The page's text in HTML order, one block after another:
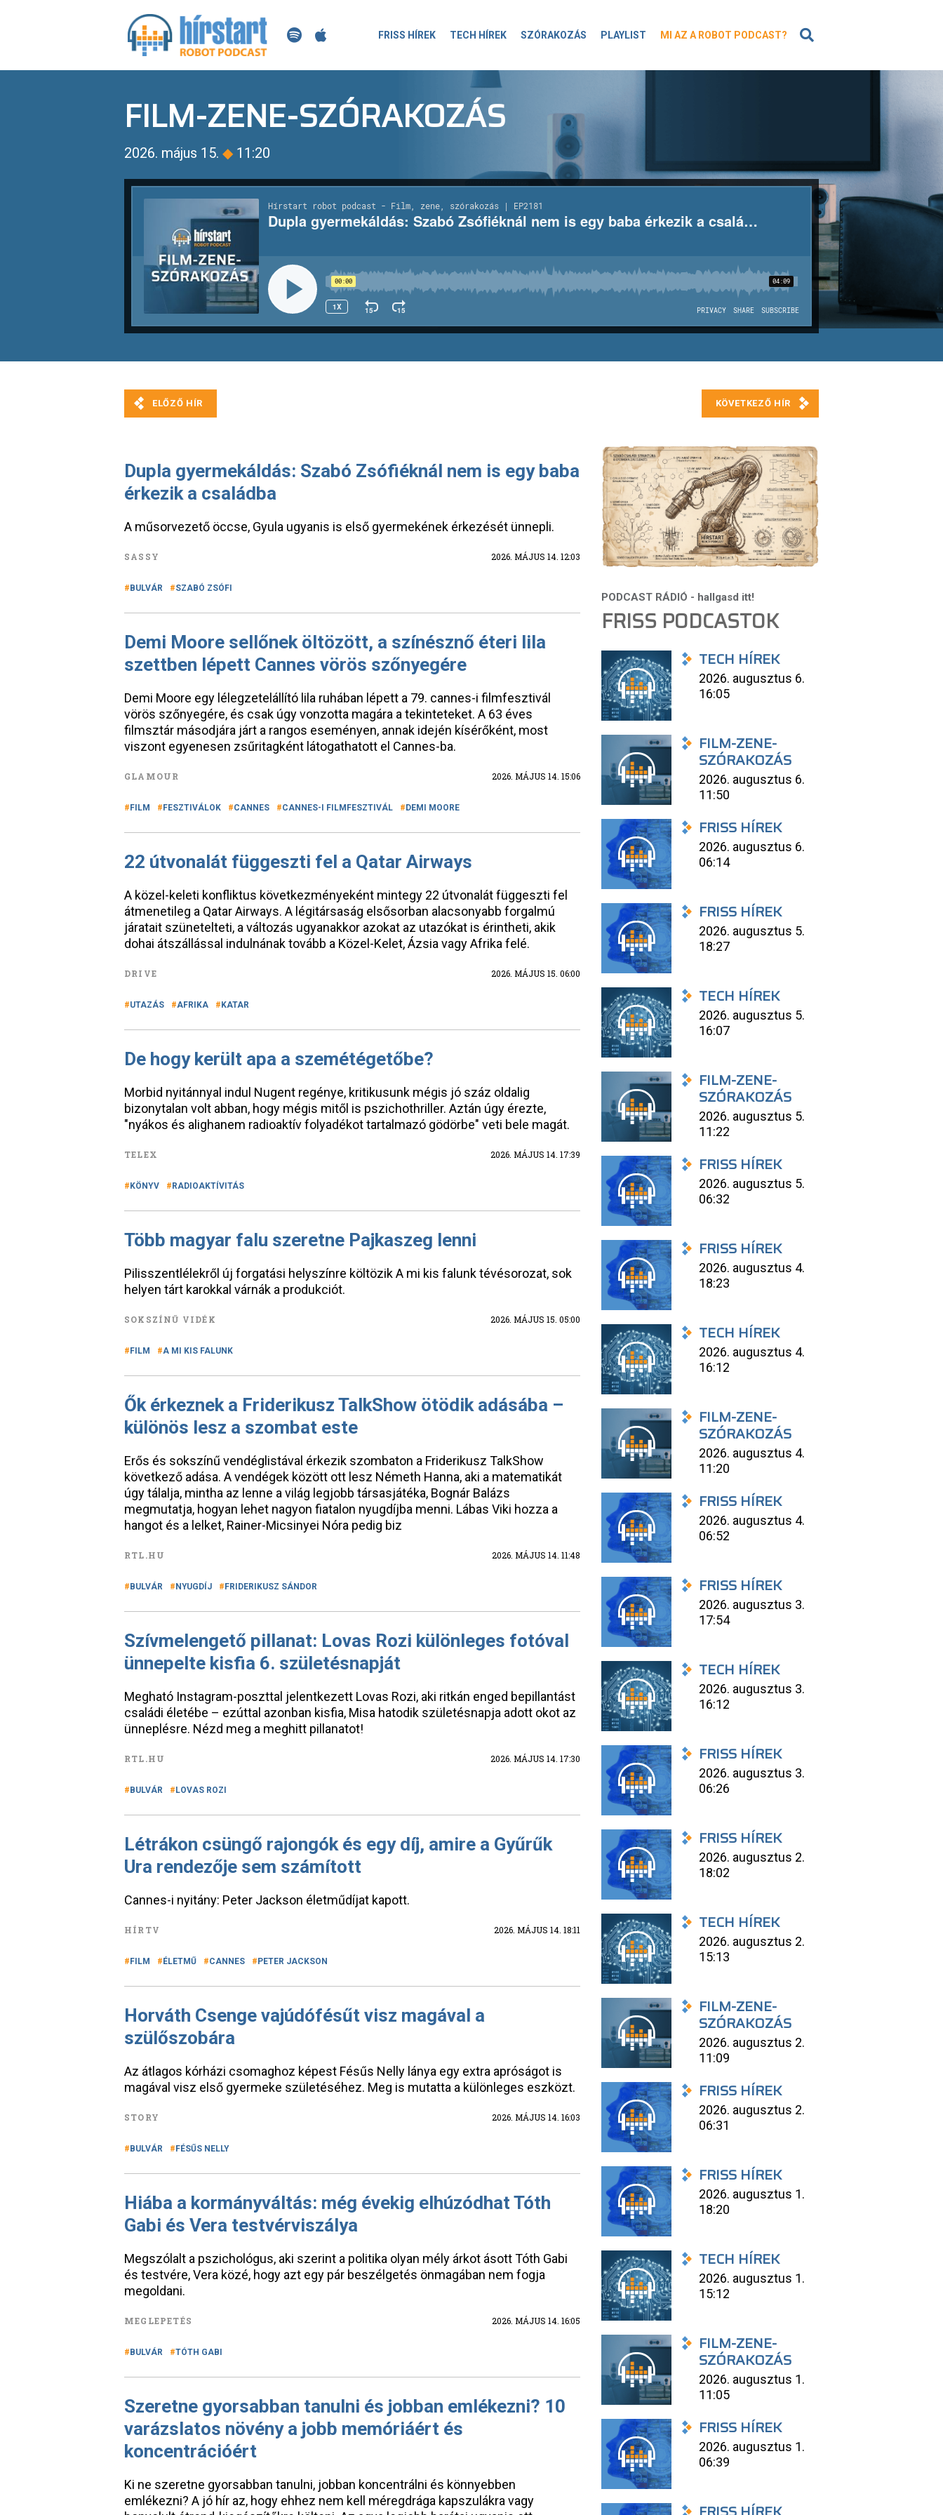
FRISS HÍREK TECH HÍREK SZÓRAKOZÁS PLAYLIST MI AZ A ROBOT PODCAST?
FILM-ZENE-SZÓRAKOZÁS
2026. május 15. ◆ 11:20
Dupla gyermekáldás: Szabó Zsófiéknál nem is egy baba
érkezik a családba
A műsorvezető öccse, Gyula ugyanis is első gyermekének érkezését ünnepli.
SASSY 2026. MÁJUS 14. 12:03
BULVÁR SZABÓ ZSÓFI
Demi Moore sellőnek öltözött, a színésznő éteri lila
szettben lépett Cannes vörös szőnyegére
Demi Moore egy lélegzetelállító lila ruhában lépett a 79. cannes-i filmfesztivál
vörös szőnyegére, és csak úgy vonzotta magára a tekinteteket. A 63 éves
filmsztár másodjára járt a rangos eseményen, annak idején kísérőként, most
viszont egyenesen zsűritagként látogathatott el Cannes-ba.
GLAMOUR 2026. MÁJUS 14. 15:06
FILM FESZTIVÁLOK CANNES CANNES-I FILMFESZTIVÁL DEMI MOORE
22 útvonalát függeszti fel a Qatar Airways
A közel-keleti konfliktus következményeként mintegy 22 útvonalát függeszti fel
átmenetileg a Qatar Airways. A légitársaság elsősorban alacsonyabb forgalmú
járatait szünetelteti, a változás ugyanakkor azokat az utazókat is érintheti, akik
dohai átszállással indulnának tovább a Közel-Kelet, Ázsia vagy Afrika felé.
DRIVE 2026. MÁJUS 15. 06:00
UTAZÁS AFRIKA KATAR
De hogy került apa a szemétégetőbe?
Morbid nyitánnyal indul Nugent regénye, kritikusunk mégis jó száz oldalig
bizonytalan volt abban, hogy mégis mitől is pszichothriller. Aztán úgy érezte,
"nyákos és alighanem radioaktív folyadékot tartalmazó gödörbe" veti bele magát.
TELEX 2026. MÁJUS 14. 17:39
KÖNYV RADIOAKTÍVITÁS
Több magyar falu szeretne Pajkaszeg lenni
Pilisszentlélekről új forgatási helyszínre költözik A mi kis falunk tévésorozat, sok
helyen tárt karokkal várnák a produkciót.
SOKSZÍNŰ VIDÉK 2026. MÁJUS 15. 05:00
FILM A MI KIS FALUNK
Ők érkeznek a Friderikusz TalkShow ötödik adásába –
különös lesz a szombat este
Erős és sokszínű vendéglistával érkezik szombaton a Friderikusz TalkShow
következő adása. A vendégek között ott lesz Németh Hanna, aki a matematikát
úgy tálalja, mintha az lenne a világ legjobb társasjátéka, Bognár Balázs
megmutatja, hogyan lehet nagyon fiatalon nyugdíjba menni. Lábas Viki hozza a
hangot és a lelket, Rainer-Micsinyei Nóra pedig biz
RTL.HU 2026. MÁJUS 14. 11:48
BULVÁR NYUGDÍJ FRIDERIKUSZ SÁNDOR
Szívmelengető pillanat: Lovas Rozi különleges fotóval
ünnepelte kisfia 6. születésnapját
Megható Instagram-poszttal jelentkezett Lovas Rozi, aki ritkán enged bepillantást
családi életébe – ezúttal azonban kisfia, Misa hatodik születésnapja adott okot az
ünneplésre. Nézd meg a meghitt pillanatot!
RTL.HU 2026. MÁJUS 14. 17:30
BULVÁR LOVAS ROZI
Létrákon csüngő rajongók és egy díj, amire a Gyűrűk
Ura rendezője sem számított
Cannes-i nyitány: Peter Jackson életműdíjat kapott.
HÍRTV 2026. MÁJUS 14. 18:11
FILM ÉLETMŰ CANNES PETER JACKSON
Horváth Csenge vajúdófésűt visz magával a
szülőszobára
Az átlagos kórházi csomaghoz képest Fésűs Nelly lánya egy extra apróságot is
magával visz első gyermeke születéséhez. Meg is mutatta a különleges eszközt.
STORY 2026. MÁJUS 14. 16:03
BULVÁR FÉSŰS NELLY
Hiába a kormányváltás: még évekig elhúzódhat Tóth
Gabi és Vera testvérviszálya
Megszólalt a pszichológus, aki szerint a politika olyan mély árkot ásott Tóth Gabi
és testvére, Vera közé, hogy azt egy pár beszélgetés önmagában nem fogja
megoldani.
MEGLEPETÉS 2026. MÁJUS 14. 16:05
BULVÁR TÓTH GABI
Szeretne gyorsabban tanulni és jobban emlékezni? 10
varázslatos növény a jobb memóriáért és
koncentrációért
Ki ne szeretne gyorsabban tanulni, jobban koncentrálni és könnyebben
emlékezni? A jó hír az, hogy ehhez nem kell méregdrága kapszulákra vagy
FRISS PODCASTOK
TECH HÍREK
2026. augusztus 6.
16:05
FILM-ZENE-
SZÓRAKOZÁS
2026. augusztus 6.
11:50
FRISS HÍREK
2026. augusztus 6.
06:14
FRISS HÍREK
2026. augusztus 5.
18:27
TECH HÍREK
2026. augusztus 5.
16:07
FILM-ZENE-
SZÓRAKOZÁS
2026. augusztus 5.
11:22
FRISS HÍREK
2026. augusztus 5.
06:32
FRISS HÍREK
2026. augusztus 4.
18:23
TECH HÍREK
2026. augusztus 4.
16:12
FILM-ZENE-
SZÓRAKOZÁS
2026. augusztus 4.
11:20
FRISS HÍREK
2026. augusztus 4.
06:52
FRISS HÍREK
2026. augusztus 3.
17:54
TECH HÍREK
2026. augusztus 3.
16:12
FRISS HÍREK
2026. augusztus 3.
06:26
FRISS HÍREK
2026. augusztus 2.
18:02
TECH HÍREK
2026. augusztus 2.
15:13
FILM-ZENE-
SZÓRAKOZÁS
2026. augusztus 2.
11:09
FRISS HÍREK
2026. augusztus 2.
06:31
FRISS HÍREK
2026. augusztus 1.
18:20
TECH HÍREK
2026. augusztus 1.
15:12
FILM-ZENE-
SZÓRAKOZÁS
2026. augusztus 1.
11:05
FRISS HÍREK
2026. augusztus 1.
06:39